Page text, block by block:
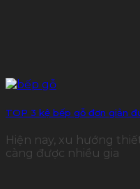
TOP 3 kệ bếp gỗ đơn giản
Hiện nay, xu hướng
càng được nhiều gia